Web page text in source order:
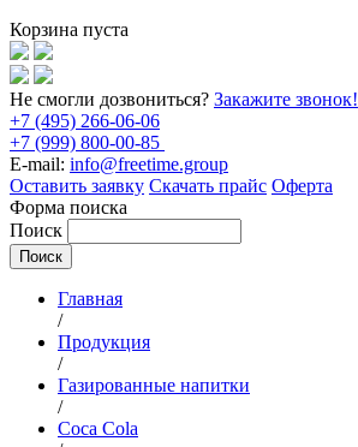
Корзина пуста
Не смогли дозвониться? Закажите звонок!
+7 (495) 266-06-06
+7 (999) 800-00-85
E-mail: info@freetime.group
Оставить заявку Скачать прайс Оферта
Форма поиска
Поиск
Главная
/
Продукция
/
Газированные напитки
/
Coca Cola